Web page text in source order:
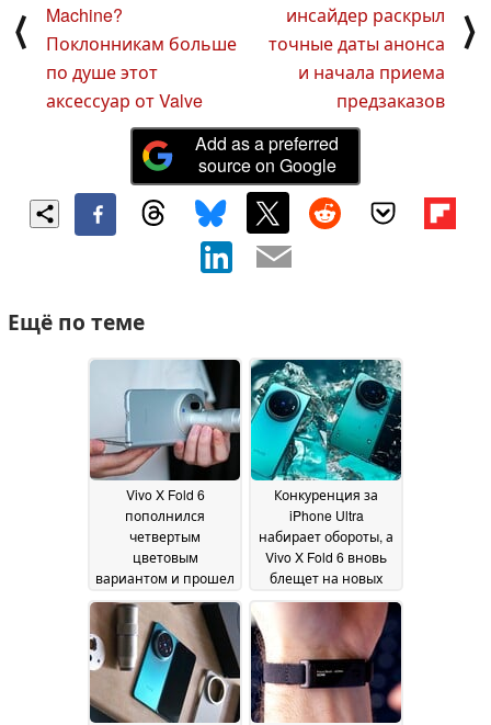
⟨
Machine?
Поклонникам больше
по душе этот
аксессуар от Valve
инсайдер раскрыл
точные даты анонса
и начала приема
предзаказов
⟩
Add as a preferred
source on Google
Ещё по теме
Vivo X Fold 6
пополнился
четвертым
цветовым
вариантом и прошел
жесткие испытания
на прочность 18 June
2026
Конкуренция за
iPhone Ultra
набирает обороты, а
Vivo X Fold 6 вновь
блещет на новых
рекламных
изображениях и в
видеоролике
18 June
2026